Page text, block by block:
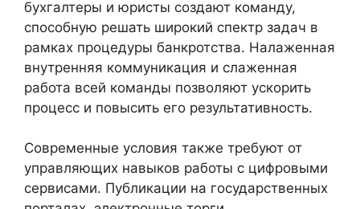
бухгалтеры и юристы создают команду,
способную решать широкий спектр задач в
рамках процедуры банкротства. Налаженная
внутренняя коммуникация и слаженная
работа всей команды позволяют ускорить
процесс и повысить его результативность.
Современные условия также требуют от
управляющих навыков работы с цифровыми
сервисами. Публикации на государственных